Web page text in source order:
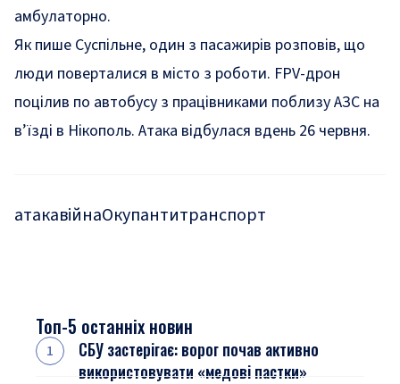
амбулаторно.
Як пише Суспільне, один з пасажирів розповів, що
люди поверталися в місто з роботи. FPV-дрон
поцілив по автобусу з працівниками поблизу АЗС на
в’їзді в Нікополь. Атака відбулася вдень 26 червня.
атакавійнаОкупантитранспорт
Топ-5 останніх новин
СБУ застерігає: ворог почав активно
використовувати «медові пастки»